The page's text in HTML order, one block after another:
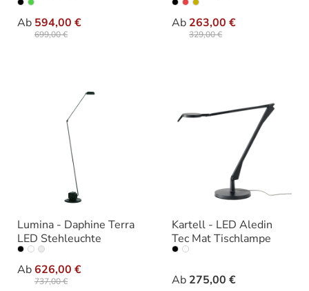
Ab 594,00 €
699,00 €
Variante Ab 263,00 €
329,00 €
Farbe
Lumina - Daphine Terra
LED Stehleuchte
Ab626,00 €
737,00 €
Ausführung
Kartell - LED Aledin
Tec Mat Tischlampe
Ab 275,00 €
Farbe